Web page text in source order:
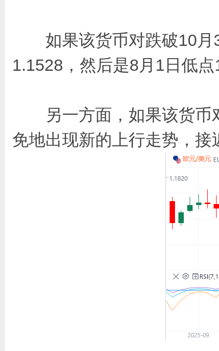
如果该货币对跌破10月
1.1528，然后是8月1日低
另一方面，如果该货币
免地出现新的上行走势，